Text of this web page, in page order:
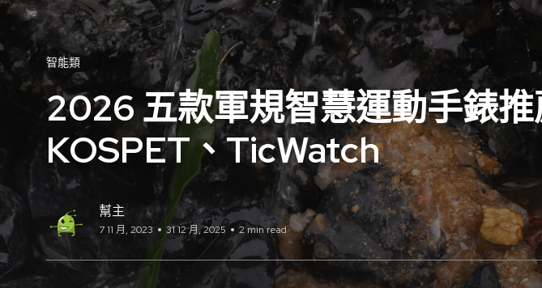
智能類
2026 五款軍規智慧運動手錶
KOSPET、TicWatch
幫主
7 11 月, 2023 31 12 月, 2025 2 min read